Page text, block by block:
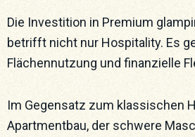
Die Investition in Premium
betrifft nicht nur Hospitality. Es
Flächennutzung und finanzielle
Im Gegensatz zum klassischen
Apartmentbau, der schwere